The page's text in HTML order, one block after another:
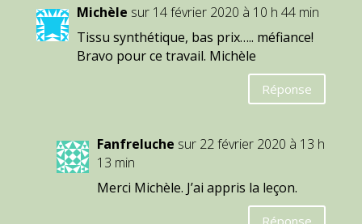
Michèle sur 14 février 2020 à 10 h 44 min
Tissu synthétique, bas prix….. méfiance!
Bravo pour ce travail. Michèle
Réponse
Fanfreluche sur 22 février 2020 à 13 h
13 min
Merci Michèle. J’ai appris la leçon.
Réponse